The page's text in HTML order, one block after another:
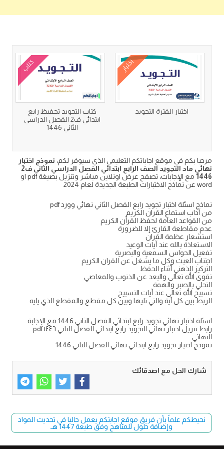
اختبار
اختبار الفترة التجوبد
كتاب
كتاب التجويد تحفيظ رابع
ابتدائي ف2 الفصل الدراسي
الثاني 1446
مرحبا بكم في موقع اجاباتكم التعليمي الذي سيوفر لكم، نموذج اختبار
نهائي ماد التجويد الصف الرابع ابتدائي الفصل الدراسي الثاني ف2
1446
مع الإجابات، تصفح عرض اونلاين مباشر وتنزيل بصيغة pdf او
word عن نماذج الاختبارات الطبعة الجديدة لعام 2024
نماذج اسئلة اختبار تجويد رابع الفصل الثاني نهائي وورد pdf
من آداب استماع القران الكريم
من القواعد العامة لحفظ القرآن الكريم
عدم مقاطعة القارئ إلا للضرورة
استشعار عظمة القران
الاستعاذة بالله عند آيات الوعيد
تفعيل الحواس السمعية والبصرية
اجتناب العبث وكل ما يشغل عن القران الكريم
التركيز الذهني أثناء الحفظ
تقوى الله تعالى والبعد عن الذنوب والمعاصي
التحلي بالصبر والهمة
تسبيح الله تعالى عند آيات التسبيح
الربط بين كل آية والتي تليها وبين كل مقطع والمقطع الذي يليه
اسئلة اختبار نهائي تجويد رابع ابتدائي الفصل الثاني 1446 مع الإجابة
رابط تنزيل اختبار نهائي التجويد رابع ابتدائي الفصل الثاني ١٤٤٦ pdf
النهائي
نموذج اختبار تجويد رابع ابتدائي نهائي الفصل الثاني 1446
شارك الحل مع اصدقائك
نحيطكم علماً بأن فريق موقع اجابتكم يعمل حاليا في تحديث المواد
وإضافة حلول للمناهج وفق طبعة 1447 هـ